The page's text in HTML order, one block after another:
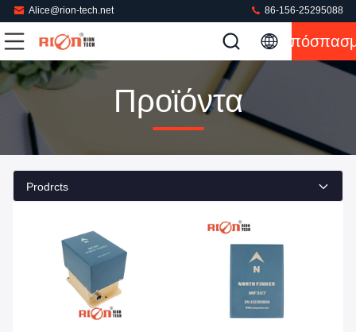
Alice@rion-tech.net 86-156-25295088
Προϊόντα
Prodrcts